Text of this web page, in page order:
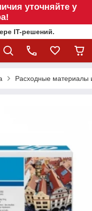
уточняйте у
IT-решений.
Расходные материалы